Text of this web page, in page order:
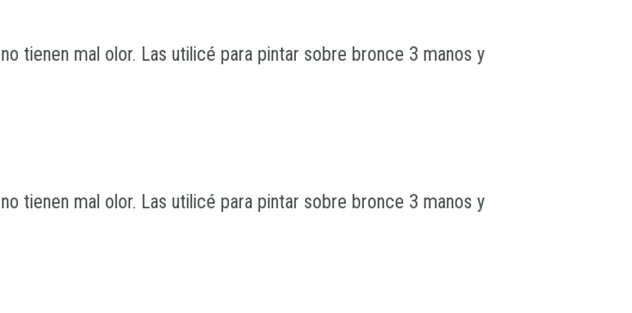
tienen mal olor. Las utilicé para pintar sobre bronce 3 manos y
tienen mal olor. Las utilicé para pintar sobre bronce 3 manos y